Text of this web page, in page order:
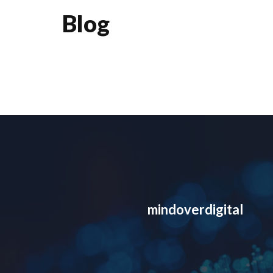
Blog
mindoverdigital